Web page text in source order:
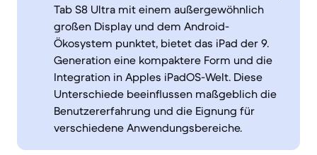
Tab S8 Ultra mit einem außergewöhnlich
großen Display und dem Android-
Ökosystem punktet, bietet das iPad der 9.
Generation eine kompaktere Form und die
Integration in Apples iPadOS-Welt. Diese
Unterschiede beeinflussen maßgeblich die
Benutzererfahrung und die Eignung für
verschiedene Anwendungsbereiche.